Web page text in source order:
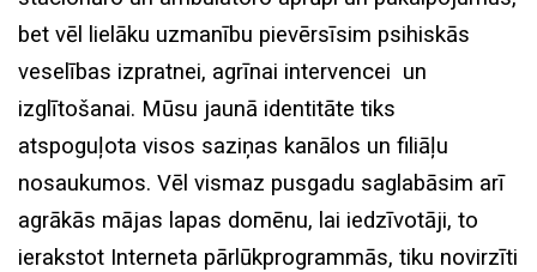
bet vēl lielāku uzmanību pievērsīsim psihiskās
veselības izpratnei, agrīnai intervencei un
izglītošanai. Mūsu jaunā identitāte tiks
atspoguļota visos saziņas kanālos un filiāļu
nosaukumos. Vēl vismaz pusgadu saglabāsim arī
agrākās mājas lapas domēnu, lai iedzīvotāji, to
ierakstot Interneta pārlūkprogrammās, tiku novirzīti